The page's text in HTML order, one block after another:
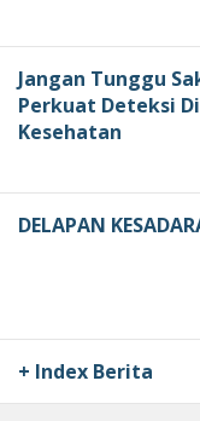
Jangan Tunggu
Perkuat Deteksi
Kesehatan
DELAPAN
+ Index Berita